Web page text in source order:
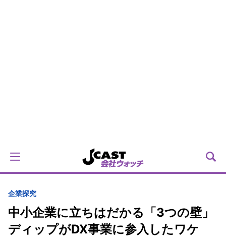
企業探究
中小企業に立ちはだかる「3つの壁」
ディップがDX事業に参入したワケ